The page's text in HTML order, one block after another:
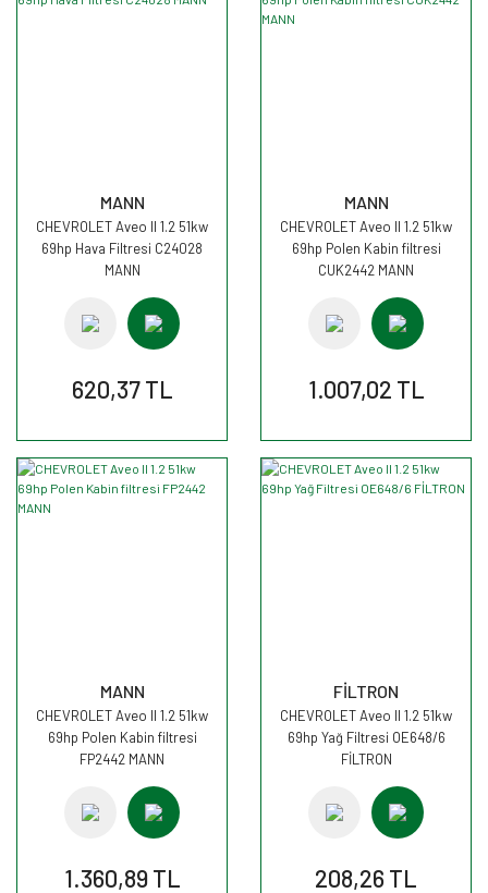
MANN
CHEVROLET Aveo II 1.2 51kw
69hp Hava Filtresi C24028
MANN
620,37 TL
MANN
CHEVROLET Aveo II 1.2 51kw
69hp Polen Kabin filtresi
CUK2442 MANN
1.007,02 TL
MANN
CHEVROLET Aveo II 1.2 51kw
69hp Polen Kabin filtresi
FP2442 MANN
1.360,89 TL
FİLTRON
CHEVROLET Aveo II 1.2 51kw
69hp Yağ Filtresi OE648/6
FİLTRON
208,26 TL